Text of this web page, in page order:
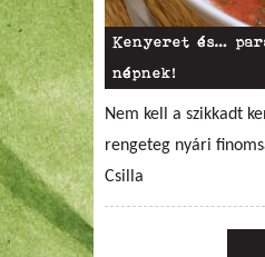
Kenyeret és…
népnek!
Nem kell a szikkadt
rengeteg nyári
Csilla